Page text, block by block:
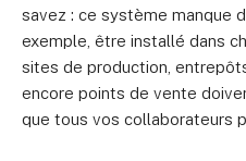
savez : ce système manque
exemple, être installé dans
sites de production,
encore points de vente
que tous vos collaborateurs